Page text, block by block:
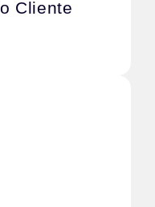
Cliente